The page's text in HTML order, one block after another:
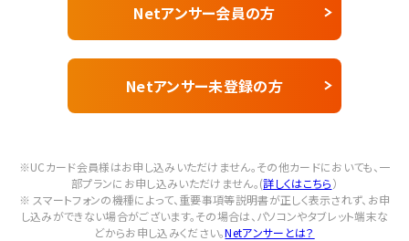
Netアンサー会員の方
Netアンサー未登録の方
※UCカード会員様はお申し込みいただけません。その他カードにおいても、一
部プランにお申し込みいただけません。(詳しくはこちら）
※ スマートフォンの機種によって、重要事項等説明書が正しく表示されず、お申
し込みができない場合がございます。その場合は、パソコンやタブレット端末な
どからお申し込みください。Netアンサーとは？